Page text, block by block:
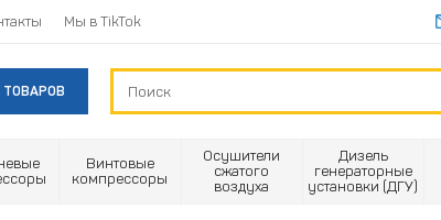
Мы в TikTok
ТОВАРОВ
Винтовые
компрессоры
Осушители
сжатого
воздуха
Дизель
генераторные
установки (ДГУ)